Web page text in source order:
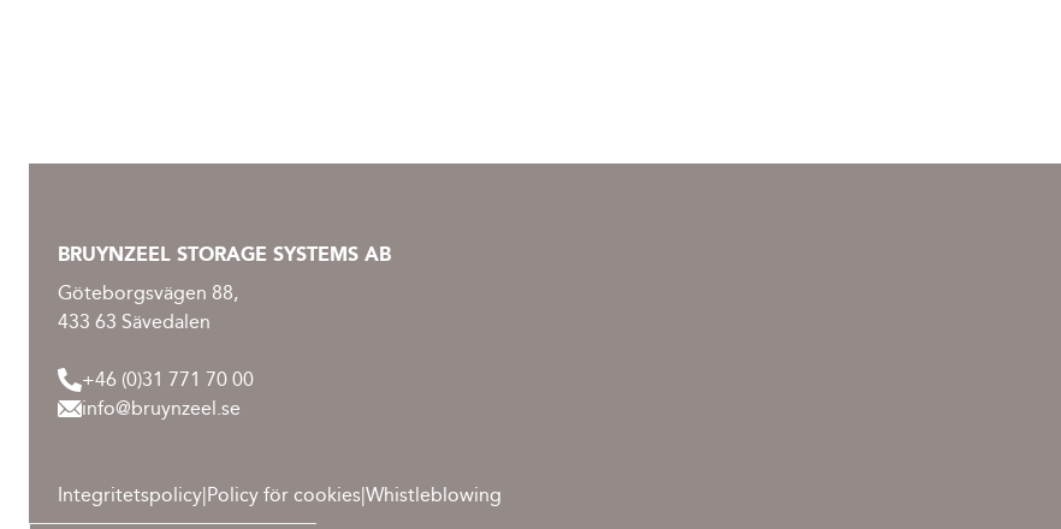
BRUYNZEEL STORAGE SYSTEMS AB
Göteborgsvägen 88,
433 63 Sävedalen
+46 (0)31 771 70 00
info@bruynzeel.se
Integritetspolicy|Policy för cookies|Whistleblowing